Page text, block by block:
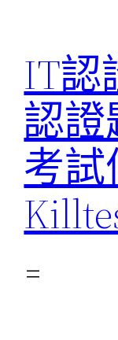
content
IT認
認
考試